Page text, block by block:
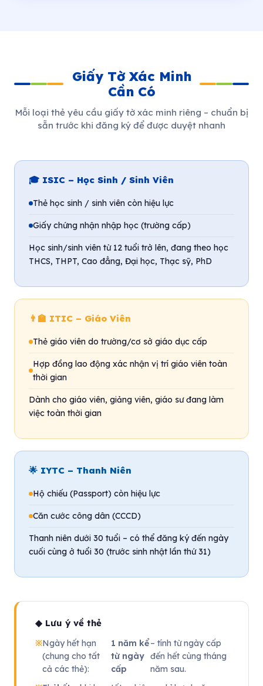
Giấy Tờ Xác Minh
Cần Có
Mỗi loại thẻ yêu cầu giấy tờ xác minh riêng – chuẩn bị
sẵn trước khi đăng ký để được duyệt nhanh
🎓 ISIC – Học Sinh / Sinh Viên
Thẻ học sinh / sinh viên còn hiệu lực
Giấy chứng nhận nhập học (trường cấp)
Học sinh/sinh viên từ 12 tuổi trở lên, đang theo học
THCS, THPT, Cao đẳng, Đại học, Thạc sỹ, PhD
👨‍🏫 ITIC – Giáo Viên
Thẻ giáo viên do trường/cơ sở giáo dục cấp
Hợp đồng lao động xác nhận vị trí giáo viên toàn
thời gian
Dành cho giáo viên, giảng viên, giáo sư đang làm
việc toàn thời gian
🌟 IYTC – Thanh Niên
Hộ chiếu (Passport) còn hiệu lực
Căn cước công dân (CCCD)
Thanh niên dưới 30 tuổi – có thể đăng ký đến ngày
cuối cùng ở tuổi 30 (trước sinh nhật lần thứ 31)
◆ Lưu ý về thẻ
Ngày hết hạn
(chung cho tất
cả các thẻ):
1 năm kể
từ ngày
cấp
– tính từ ngày cấp
đến hết cùng tháng
năm sau.